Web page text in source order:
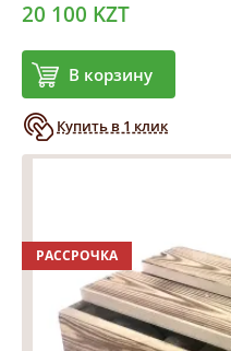
20 100 KZT
В корзину
Купить в 1 клик
РАССРОЧКА